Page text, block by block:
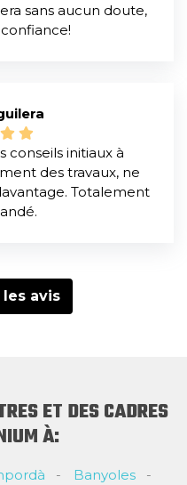
sans aucun doute,
conseils initiaux à
des travaux, ne
Totalement
avis
ET DES CADRES
À:
Banyoles